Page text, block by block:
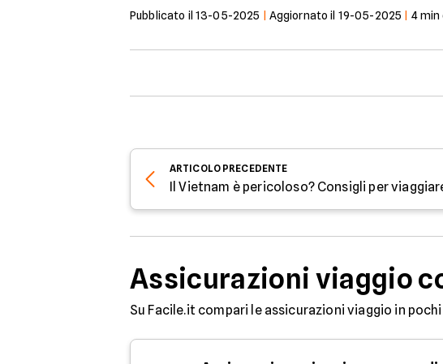
Pubblicato il 13-05-2025 Aggiornato il 19-05-2025 4min
ARTICOLO PRECEDENTE
Il Vietnam è pericoloso? Consigli per
Assicurazioni viaggio
Su Facile.it compari le assicurazioni viaggio in